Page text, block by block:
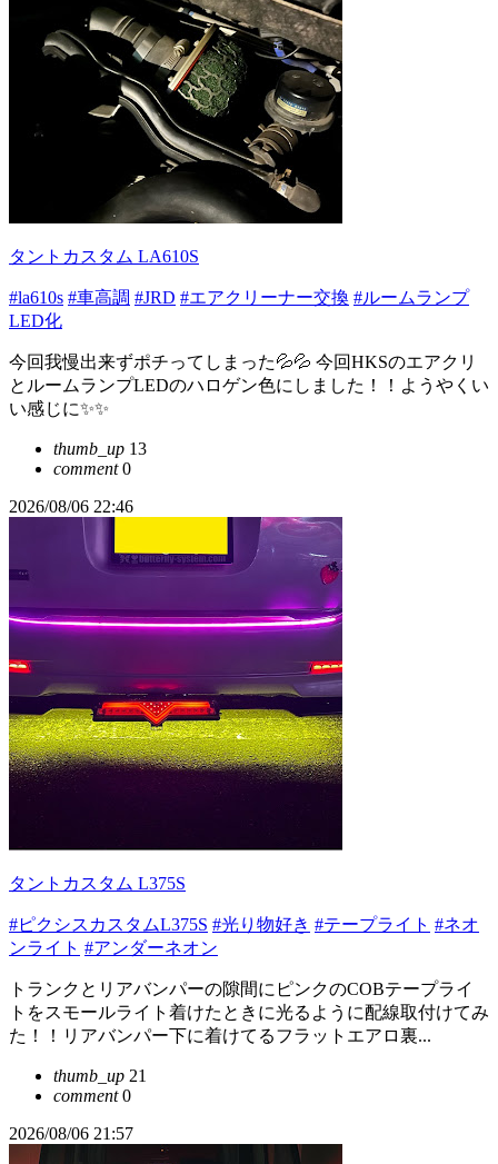
タントカスタム LA610S
#la610s #車高調 #JRD #エアクリーナー交換 #ルームランプ
LED化
今回我慢出来ずポチってしまった💦💦 今回HKSのエアクリ
とルームランプLEDのハロゲン色にしました！！ようやくい
い感じに✨️✨️
thumb_up 13
comment0
2026/08/06 22:46
タントカスタム L375S
#ピクシスカスタムL375S #光り物好き #テープライト #ネオ
ンライト #アンダーネオン
トランクとリアバンパーの隙間にピンクのCOBテープライ
トをスモールライト着けたときに光るように配線取付けてみ
た！！リアバンパー下に着けてるフラットエアロ裏...
thumb_up 21
comment0
2026/08/06 21:57